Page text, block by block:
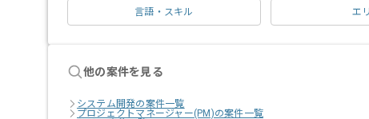
言語・スキル エ
他の案件を見る
システム開発の案件一覧
プロジェクトマネージャー(PM)の案件一覧